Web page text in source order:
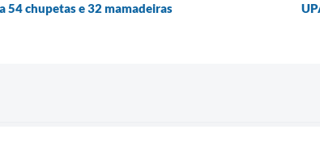
54 chupetas e 32 mamadeiras